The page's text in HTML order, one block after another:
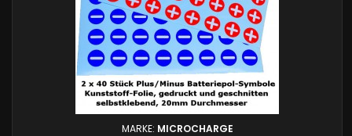
MARKE: MICROCHARGE